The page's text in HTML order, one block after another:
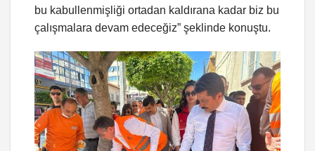
bu kabullenmişliği ortadan kaldırana kadar biz bu
çalışmalara devam edeceğiz” şeklinde konuştu.